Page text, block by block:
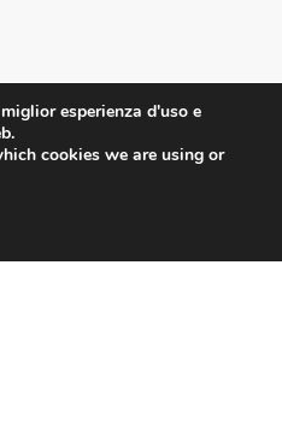
esperienza d'uso e
cookies we are using or